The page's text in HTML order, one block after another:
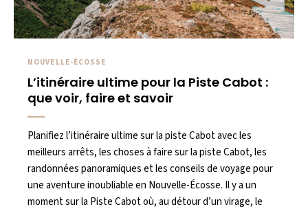
NOUVELLE-ÉCOSSE
L’itinéraire ultime pour la Piste Cabot :
que voir, faire et savoir
Planifiez l’itinéraire ultime sur la piste Cabot avec les
meilleurs arrêts, les choses à faire sur la piste Cabot, les
randonnées panoramiques et les conseils de voyage pour
une aventure inoubliable en Nouvelle-Écosse. Il y a un
moment sur la Piste Cabot où, au détour d’un virage, le